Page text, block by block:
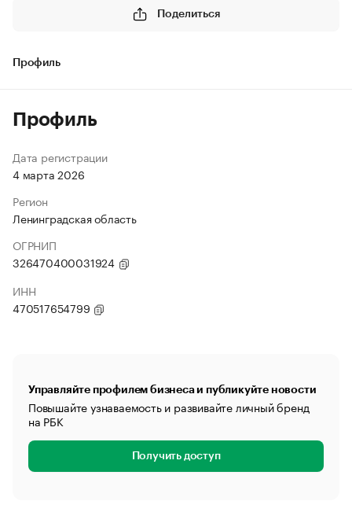
Поделиться
Профиль
Профиль
Дата регистрации
4 марта 2026
Регион
Ленинградская область
ОГРНИП
326470400031924
ИНН
470517654799
Управляйте профилем бизнеса и публикуйте новости
Повышайте узнаваемость и развивайте личный бренд
на РБК
Получить доступ